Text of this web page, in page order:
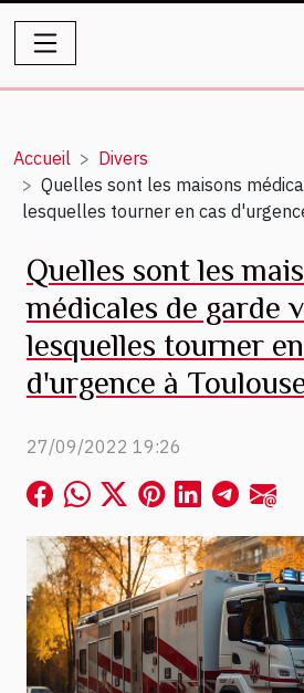
Accueil
Divers
Quelles sont les maisons
lesquelles tourner en cas
Quelles sont les
médicales de garde
lesquelles tourner
d'urgence à
27/09/2022 19:26